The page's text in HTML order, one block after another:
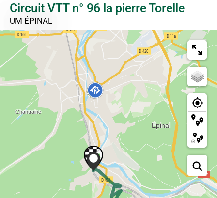
Circuit VTT n° 96 la pierre Torelle
UM ÉPINAL